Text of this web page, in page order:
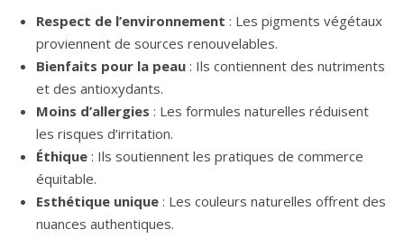
Respect de l’environnement : Les pigments végétaux
proviennent de sources renouvelables.
Bienfaits pour la peau : Ils contiennent des nutriments
et des antioxydants.
Moins d’allergies : Les formules naturelles réduisent
les risques d’irritation.
Éthique : Ils soutiennent les pratiques de commerce
équitable.
Esthétique unique : Les couleurs naturelles offrent des
nuances authentiques.